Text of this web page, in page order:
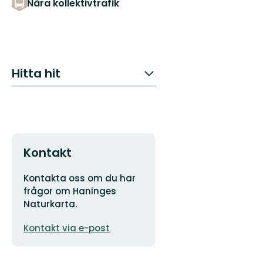
Nära kollektivtrafik
Hitta hit
Kontakt
Adress
Kontakta oss om du har
frågor om Haninges
Naturkarta.
postadress
Kontakt via e-post